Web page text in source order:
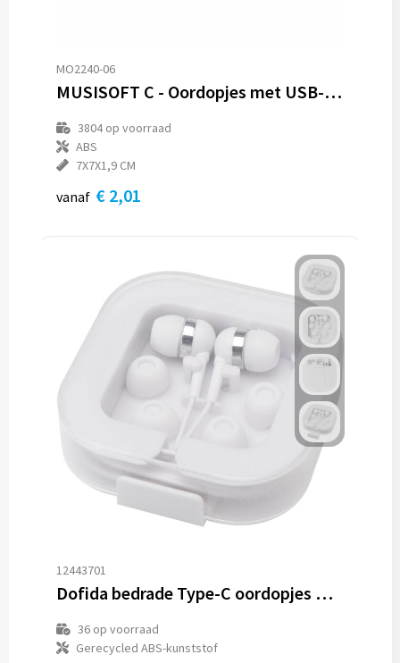
MO2240-06
MUSISOFT C - Oordopjes met USB-C-aansl.
3804op voorraad
ABS
7X7X1,9 CM
vanaf € 2,01
12443701
Dofida bedrade Type-C oordopjes met opbergdoos van gerecycled plastic
36op voorraad
Gerecycled ABS-kunststof